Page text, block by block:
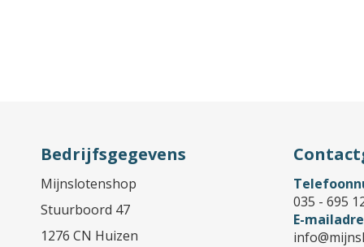
Bedrijfsgegevens
Mijnslotenshop
Stuurboord 47
1276 CN Huizen
035 - 695
E-